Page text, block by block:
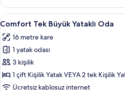
Oda
hakkında
daha
detay
Comfort
Tek
Büyük
Yataklı
Oda
için
tüm
2
Comfort Tek Büyük Yataklı Oda
16 metre kare
1 yatak odası
3 kişilik
1 çift Kişilik Yatak VEYA 2 tek Kişilik
Ücretsiz kablosuz internet